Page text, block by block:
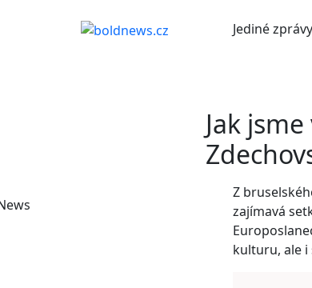
Jediné
Jak
Z
zajímavá
kulturu, ale